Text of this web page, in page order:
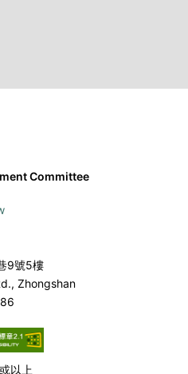
Committee
9號5樓
Zhongshan
以上